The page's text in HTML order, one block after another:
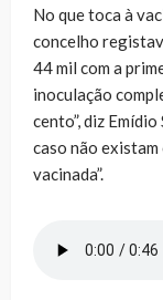
No que toca à
concelho
44 mil com a
inoculação
cento”, diz
caso não
vacinada”.